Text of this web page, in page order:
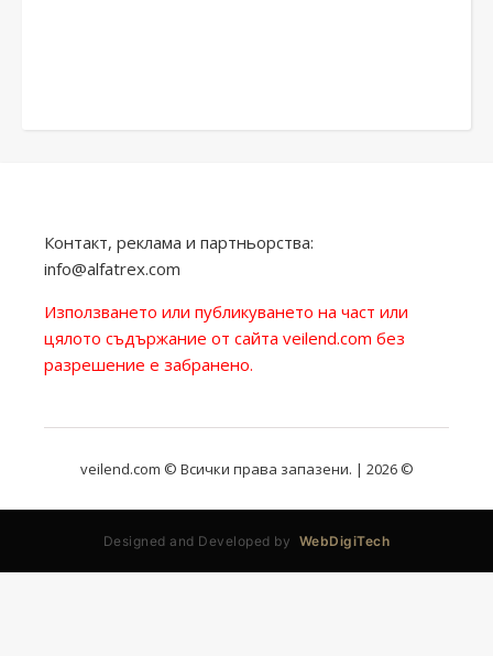
Контакт, реклама и партньорства:
info@alfatrex.com
Използването или публикуването на част или
цялото съдържание от сайта veilend.com без
разрешение е забранено.
veilend.com © Всички права запазени. | 2026 ©
Designed and Developed by WebDigiTech